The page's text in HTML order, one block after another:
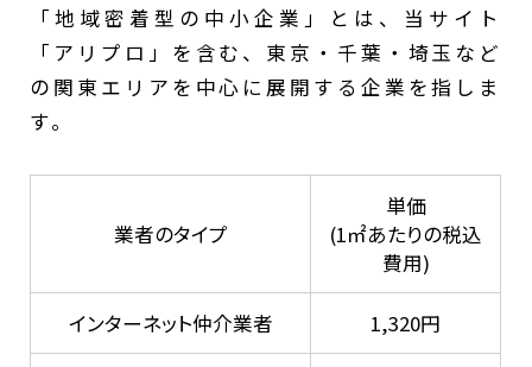
「地域密着型の中小企業」とは、当サイト
「アリプロ」を含む、東京・千葉・埼玉など
の関東エリアを中心に展開する企業を指しま
す。
業者のタイプ
単価
(1㎡あたりの税込
費用)
インターネット仲介業者 1,320円